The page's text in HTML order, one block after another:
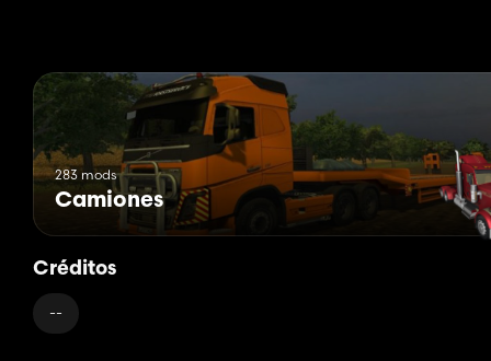
283 mods
Camiones
Créditos
--